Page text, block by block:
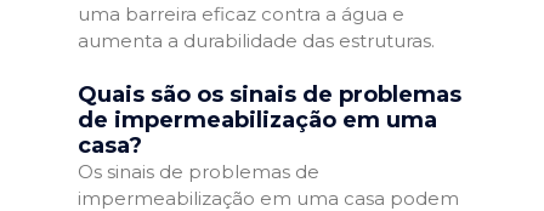
uma barreira eficaz contra a água e
aumenta a durabilidade das estruturas.
Quais são os sinais de problemas
de impermeabilização em uma
casa?
Os sinais de problemas de
impermeabilização em uma casa podem